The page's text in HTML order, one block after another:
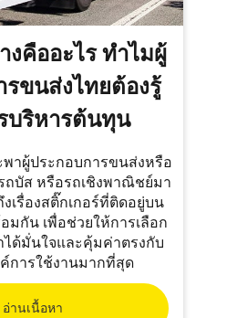
งคืออะไร ทำไมผู้
ขนส่งไทยต้องรู้
บริหารต้นทุน
าผู้ประกอบการขนส่งหรือ
ถบัส หรือรถเชิงพาณิชย์มา
เรื่องสติ๊กเกอร์ที่ติดอยู่บน
มกัน เพื่อช่วยให้การเลือก
ได้มั่นใจและคุ้มค่าตรงกับ
การใช้งานมากที่สุด
อ่านเนื้อหา